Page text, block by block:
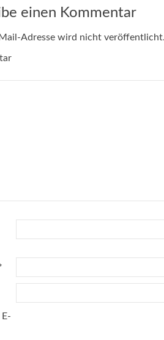
einen Kommentar
Adresse wird nicht veröffentlicht.